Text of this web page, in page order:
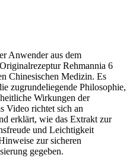
Anwender aus dem
Rehmannia 6
Chinesischen Medizin. Es
zugrundeliegende Philosophie,
Wirkungen der
Video richtet sich an
erklärt, wie das Extrakt zur
und Leichtigkeit
zur sicheren
gegeben.